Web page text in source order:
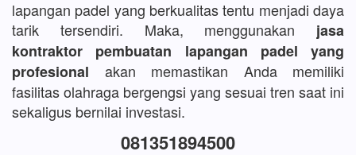
lapangan padel yang berkualitas tentu menjadi daya
tarik tersendiri. Maka, menggunakan jasa
kontraktor pembuatan lapangan padel yang
profesional akan memastikan Anda memiliki
fasilitas olahraga bergengsi yang sesuai tren saat ini
sekaligus bernilai investasi.
081351894500